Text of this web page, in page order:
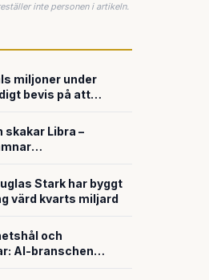
inte personen i artikeln.
miljoner under
bevis på att
Libra –
Stark har byggt
värd kvarts miljard
och
AI-branschen